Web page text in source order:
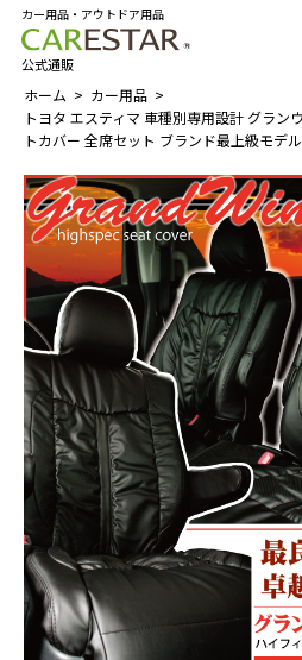
カー用品・アウトドア用品
公式通販
ホーム
カー用品
トヨタ エスティマ 車種別専用設計 グラン
トカバー 全席セット ブランド最上級モデ